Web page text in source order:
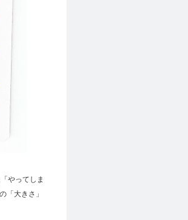
やってしま
「大きさ」